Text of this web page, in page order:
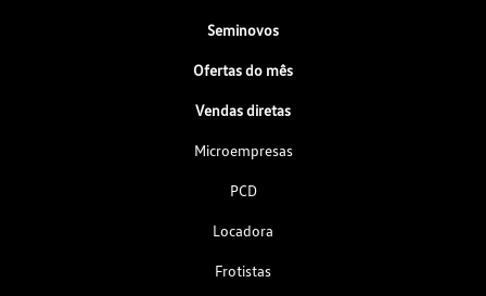
Seminovos
Ofertas do mês
Vendas diretas
Microempresas
PCD
Locadora
Frotistas